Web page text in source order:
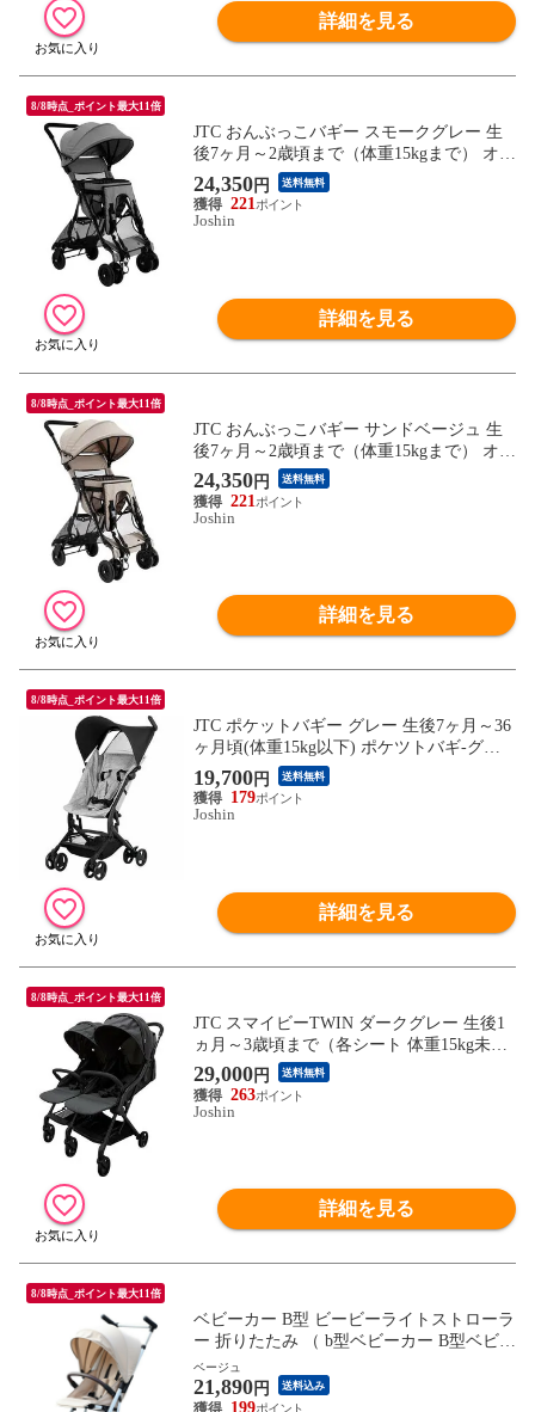
詳細を見る
8/8時点_ポイント最大11倍
JTC おんぶっこバギー スモークグレー 生
後7ヶ月～2歳頃まで（体重15kgまで） オン
ブツコバギ-Sグレ- 【返品種別B】
24,350円 送料無料
221
Joshin
詳細を見る
8/8時点_ポイント最大11倍
JTC おんぶっこバギー サンドベージュ 生
後7ヶ月～2歳頃まで（体重15kgまで） オン
ブツコバギ-Sベ-ジユ 【返品種別B】
24,350円 送料無料
221
Joshin
詳細を見る
8/8時点_ポイント最大11倍
JTC ポケットバギー グレー 生後7ヶ月～36
ヶ月頃(体重15kg以下) ポケツトバギ-グレ-
【返品種別B】
19,700円 送料無料
179
Joshin
詳細を見る
8/8時点_ポイント最大11倍
JTC スマイビーTWIN ダークグレー 生後1
ヵ月～3歳頃まで（各シート 体重15kg未
満） スマイビ-TWINダ-クグレ- 【返品種別
B】
29,000円 送料無料
263
Joshin
詳細を見る
8/8時点_ポイント最大11倍
ベビーカー B型 ビービーライトストローラ
ー 折りたたみ （ b型ベビーカー B型ベビー
カー バギー 軽量 コンパクト 軽い ハイシ
ート リクライニング 通気性 自立式 高さ調
節 バスケット付き セカンドベビーカー コ
ベージュ
21,890円 送料込み
199